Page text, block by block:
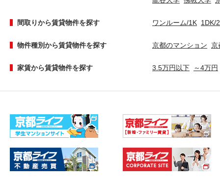
間取りから賃貸物件を探す ワンルーム/1K 1DK/
物件種別から賃貸物件を探す 京都のマンション 京
家賃から賃貸物件を探す 3.5万円以下 ～4万円